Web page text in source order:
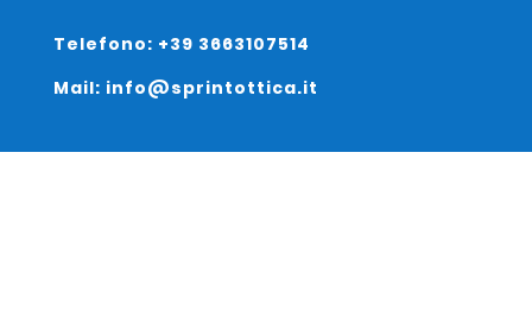
Telefono: +39 3663107514
Mail: info@sprintottica.it